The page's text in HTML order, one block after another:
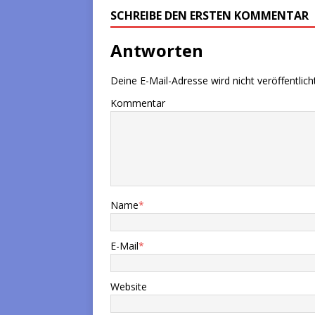
SCHREIBE DEN ERSTEN KOMMENTAR
Antworten
Deine E-Mail-Adresse wird nicht
Kommentar
Name*
E-Mail*
Website